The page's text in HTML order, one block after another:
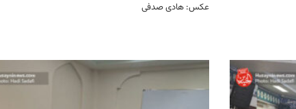
عکس: هادی صدفی